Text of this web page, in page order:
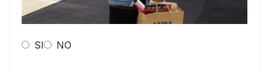
SI NO